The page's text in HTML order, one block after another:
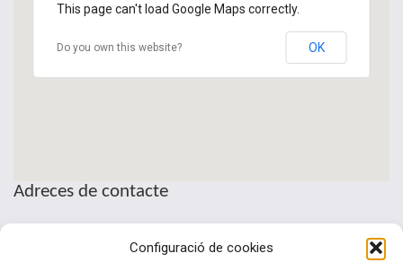
Configuració de cookies
This page can't load Google Maps correctly.
Do you own this website? OK
Adreces de contacte